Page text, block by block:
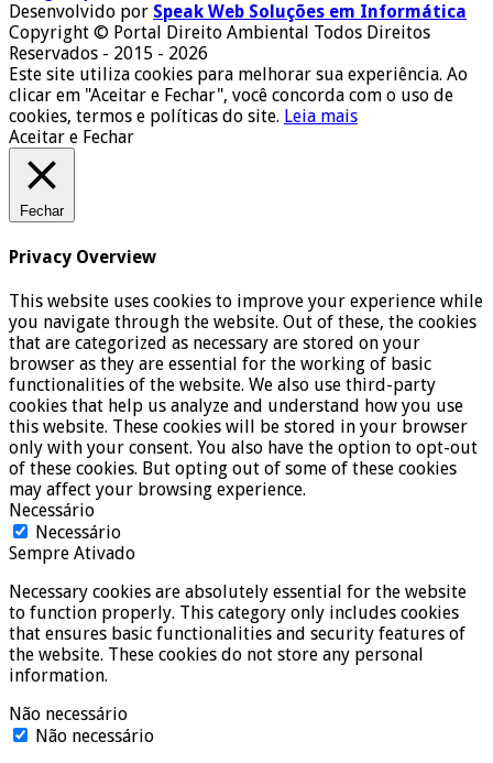
Desenvolvido por Speak Web Soluções em Informática
Copyright © Portal Direito Ambiental Todos Direitos
Reservados - 2015 - 2026
Este site utiliza cookies para melhorar sua experiência. Ao
clicar em "Aceitar e Fechar", você concorda com o uso de
cookies, termos e políticas do site. Leia mais
Aceitar e Fechar
Fechar
Privacy Overview
This website uses cookies to improve your experience while
you navigate through the website. Out of these, the cookies
that are categorized as necessary are stored on your
browser as they are essential for the working of basic
functionalities of the website. We also use third-party
cookies that help us analyze and understand how you use
this website. These cookies will be stored in your browser
only with your consent. You also have the option to opt-out
of these cookies. But opting out of some of these cookies
may affect your browsing experience.
Necessário
Necessário
Sempre Ativado
Necessary cookies are absolutely essential for the website
to function properly. This category only includes cookies
that ensures basic functionalities and security features of
the website. These cookies do not store any personal
information.
Não necessário
Não necessário